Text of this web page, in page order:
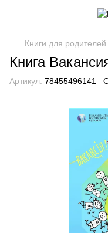
Книги для родителей
Книга
Артикул: 78455496141